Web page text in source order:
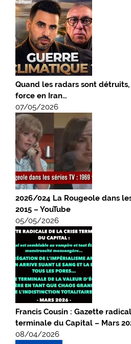
Quand les radars sont
force en Iran…
07/05/2026
2026/024 La Rougeole dans
2015 – YouTube
05/05/2026
Francis Cousin : Gazette
terminale du Capital – Mars
08/04/2026